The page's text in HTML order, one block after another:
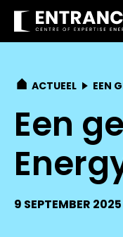
ACTUEEL EEN
Een
9 SEPTEMBER 2025